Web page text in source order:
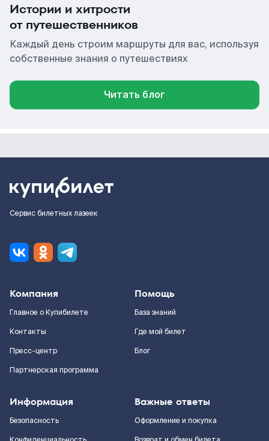
Истории и хитрости
от путешественников
Каждый день строим маршруты для вас, используя
собственные знания о путешествиях
Читать блог
Сервис билетных лазеек
Компания
Главное о Купибилете
Контакты
Пресс-центр
Партнерская программа
Помощь
База знаний
Где мой билет
Блог
Информация
Безопасность
Важные ответы
Оформление и покупка